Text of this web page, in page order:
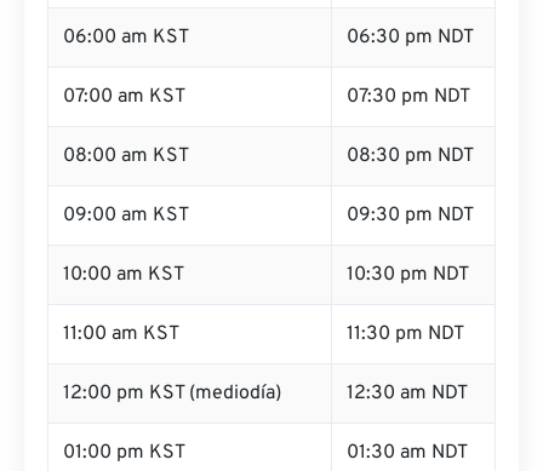
06:00 am KST 06:30 pm NDT
07:00 am KST 07:30 pm NDT
08:00 am KST 08:30 pm NDT
09:00 am KST 09:30 pm NDT
10:00 am KST 10:30 pm NDT
11:00 am KST 11:30 pm NDT
12:00 pm KST (mediodía) 12:30 am NDT
01:00 pm KST 01:30 am NDT